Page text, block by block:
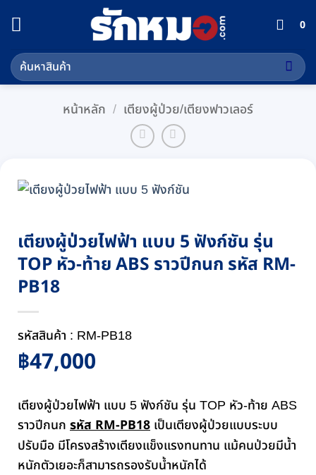
เนื้อหา
0
ค้นหา:
หน้าหลัก / เตียงผู้ป่วย/เตียงฟาวเลอร์
เตียงผู้ป่วยไฟฟ้า แบบ 5 ฟังก์ชัน รุ่น
TOP หัว-ท้าย ABS ราวปีกนก รหัส RM-
PB18
รหัสสินค้า : RM-PB18
฿47,000
เตียงผู้ป่วยไฟฟ้า แบบ 5 ฟังก์ชัน รุ่น TOP หัว-ท้าย ABS
ราวปีกนก รหัส RM-PB18 เป็นเตียงผู้ป่วยแบบระบบ
ปรับมือ มีโครงสร้างเตียงแข็งแรงทนทาน แม้คนป่วยมีน้ำ
หนักตัวเยอะก็สามารถรองรับน้ำหนักได้